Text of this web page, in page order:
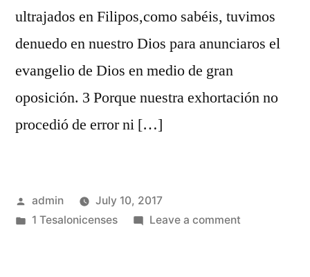
ultrajados en Filipos,como sabéis, tuvimos
denuedo en nuestro Dios para anunciaros el
evangelio de Dios en medio de gran
oposición. 3 Porque nuestra exhortación no
procedió de error ni […]
Posted
by
admin
July 10, 2017
Posted
1 Tesalonicenses Leave a commenton